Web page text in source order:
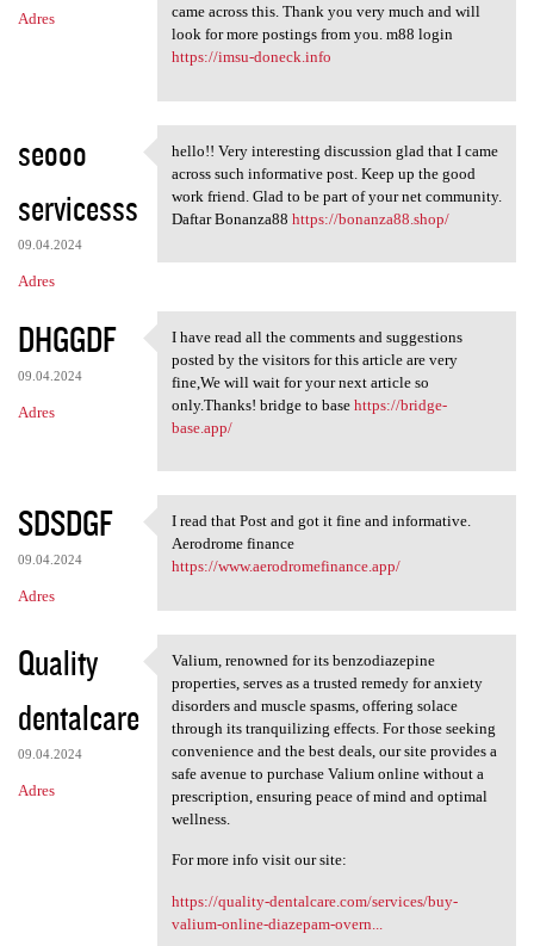
Adres
came across this. Thank you very much and will
look for more postings from you. m88 login
https://imsu-doneck.info
seooo
servicesss
09.04.2024
Adres
hello!! Very interesting
hello!! Very interesting discussion glad that I came
across such informative post. Keep up the good
work friend. Glad to be part of your net community.
Daftar Bonanza88 https://bonanza88.shop/
DHGGDF
09.04.2024
Adres
I have read all the comments
I have read all the comments and suggestions
posted by the visitors for this article are very
fine,We will wait for your next article so
only.Thanks! bridge to base https://bridge-
base.app/
SDSDGF
09.04.2024
Adres
I read that Post and got it
I read that Post and got it fine and informative.
Aerodrome finance
https://www.aerodromefinance.app/
Quality
dentalcare
09.04.2024
Adres
Valium, renowned for its
Valium, renowned for its benzodiazepine
properties, serves as a trusted remedy for anxiety
disorders and muscle spasms, offering solace
through its tranquilizing effects. For those seeking
convenience and the best deals, our site provides a
safe avenue to purchase Valium online without a
prescription, ensuring peace of mind and optimal
wellness.
For more info visit our site:
https://quality-dentalcare.com/services/buy-
valium-online-diazepam-overn...